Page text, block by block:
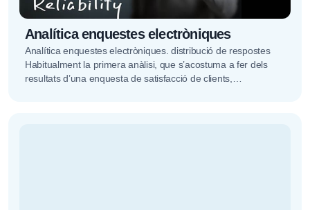
Analítica enquestes electròniques
Analítica enquestes electròniques. distribució de respostes
Habitualment la primera anàlisi, que s’acostuma a fer dels
resultats d’una enquesta de satisfacció de clients,